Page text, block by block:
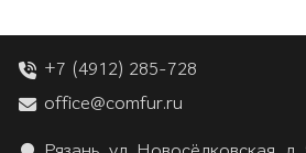
+7 (4912) 285-728
office@comfur.ru